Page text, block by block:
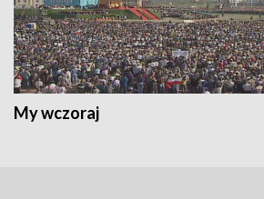
My wczoraj